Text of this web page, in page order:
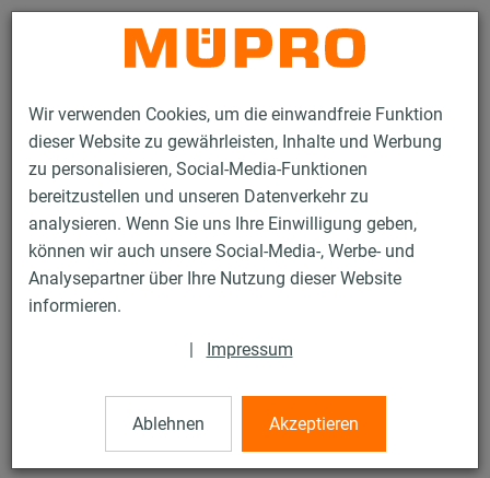
Wir verwenden Cookies, um die einwandfreie Funktion
dieser Website zu gewährleisten, Inhalte und Werbung
zu personalisieren, Social-Media-Funktionen
bereitzustellen und unseren Datenverkehr zu
analysieren. Wenn Sie uns Ihre Einwilligung geben,
können wir auch unsere Social-Media-, Werbe- und
Analysepartner über Ihre Nutzung dieser Website
informieren.
| Impressum
Ablehnen Akzeptieren
Kontakt
Produkte Befestigungstechnik Montageteile Stockschrauben
56 / 77
Stockschrauben
Stockschraube, M8 x 180 mm, verzinkt